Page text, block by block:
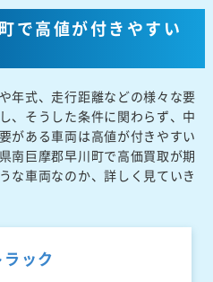
で高値が付きやすい
年式、走行距離などの様々な要
、そうした条件に関わらず、中
がある車両は高値が付きやすい
南巨摩郡早川町で高価買取が期
な車両なのか、詳しく見ていき
ック